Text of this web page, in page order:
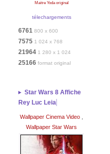
Maitre Yoda original
télechargements
6761 800 x 600
7575 1 024 x 768
21964 1 280 x 1 024
25166 format original
Star Wars 8 Affiche
Rey Luc Leia
Wallpaper Cinema Video ,
Wallpaper Star Wars